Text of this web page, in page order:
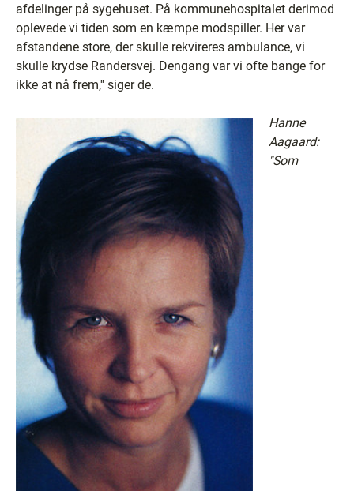
afdelinger på sygehuset. På kommunehospitalet derimod
oplevede vi tiden som en kæmpe modspiller. Her var
afstandene store, der skulle rekvireres ambulance, vi
skulle krydse Randersvej. Dengang var vi ofte bange for
ikke at nå frem,'' siger de.
Hanne
Aagaard:
''Som